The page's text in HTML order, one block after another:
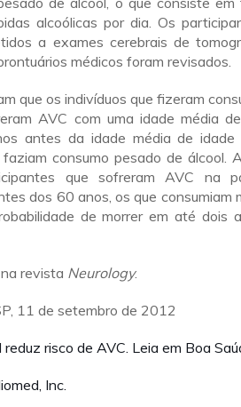
alcoólicas por dia. Os
a exames cerebrais de
médicos foram revisados.
que os indivíduos que fizeram
AVC com uma idade média
antes da idade média de idade
consumo pesado de álcool.
que sofreram AVC na
dos 60 anos, os que consumiam
de morrer em até dois
revista Neurology.
11 de setembro de 2012
risco de AVC. Leia em Boa
Inc.